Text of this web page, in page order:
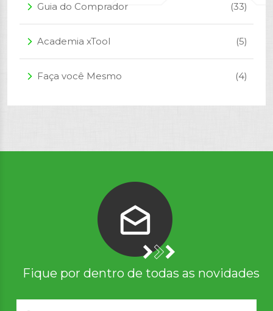
arrow_forward_ios Guia do Comprador (33)
arrow_forward_ios Academia xTool (5)
arrow_forward_ios Faça você Mesmo (4)
Fique por dentro de todas as novidades